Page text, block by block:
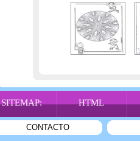
SITEMAP: HTML
CONTACTO